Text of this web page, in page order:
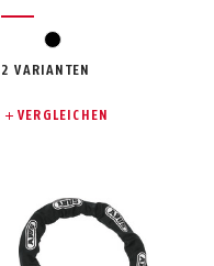
black
2 VARIANTEN
VERGLEICHEN